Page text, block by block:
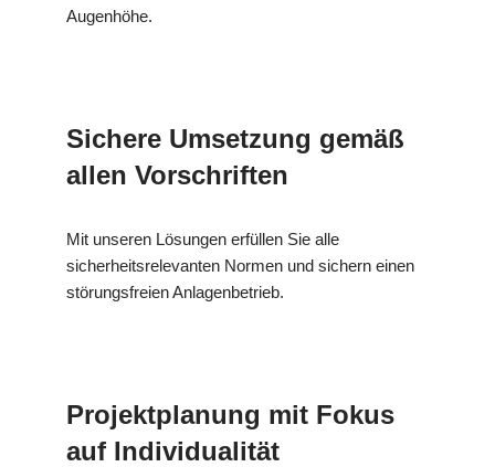
Augenhöhe.
Sichere Umsetzung gemäß
allen Vorschriften
Mit unseren Lösungen erfüllen Sie alle
sicherheitsrelevanten Normen und sichern einen
störungsfreien Anlagenbetrieb.
Projektplanung mit Fokus
auf Individualität